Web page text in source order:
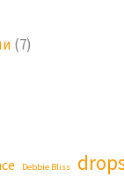
(7)
Debbie Bliss